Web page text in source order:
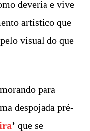
deveria e vive
artístico que
visual do que
para
despojada pré-
’ que se